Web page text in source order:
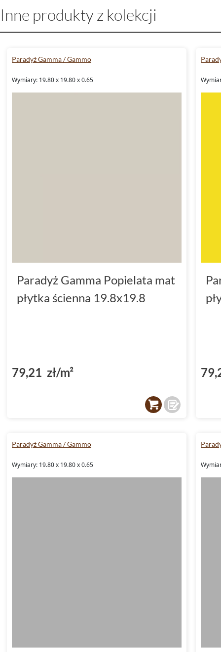
Inne produkty z kolekcji
Paradyż Gamma / Gammo
Wymiary: 19.80 x 19.80 x 0.65
Paradyż Gamma Popielata mat
płytka ścienna 19.8x19.8
79,21 zł/m²
Paradyż Gamma / Gammo
Wymiary: 19.80 x 19.80 x 0.65